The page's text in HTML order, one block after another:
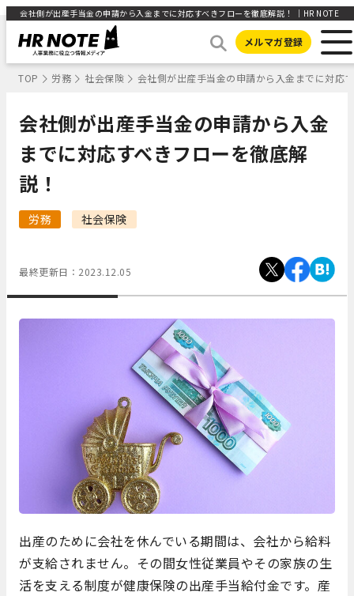
会社側が出産手当金の申請から入金までに対応すべきフローを徹底解説！ ｜HR NOTE
メルマガ登録
TOP 労務 社会保険 会社側が出産手当金の申請から入金までに対応
会社側が出産手当金の申請から入金
までに対応すべきフローを徹底解
説！
労務 社会保険
最終更新日： 2023.12.05
出産のために会社を休んでいる期間は、会社から給料
が支給されません。その間女性従業員やその家族の生
活を支える制度が健康保険の出産手当給付金です。産